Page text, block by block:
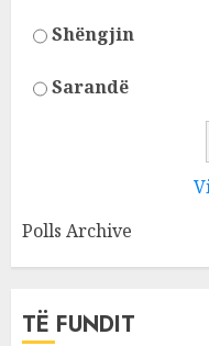
Shëngjin
Sarandë
Polls Archive
TË FUNDIT